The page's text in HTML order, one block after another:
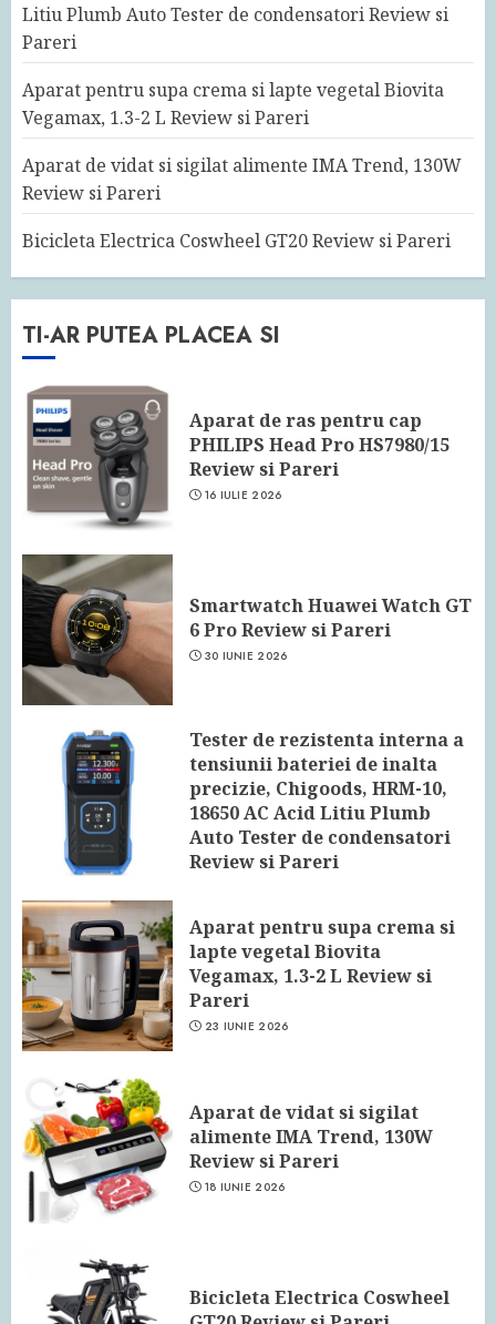
Litiu Plumb Auto Tester de condensatori Review si
Pareri
Aparat pentru supa crema si lapte vegetal Biovita
Vegamax, 1.3-2 L Review si Pareri
Aparat de vidat si sigilat alimente IMA Trend, 130W
Review si Pareri
Bicicleta Electrica Coswheel GT20 Review si Pareri
TI-AR PUTEA PLACEA SI
Aparat de ras pentru cap
PHILIPS Head Pro HS7980/15
Review si Pareri
16 IULIE 2026
Smartwatch Huawei Watch GT
6 Pro Review si Pareri
30 IUNIE 2026
Tester de rezistenta interna a
tensiunii bateriei de inalta
precizie, Chigoods, HRM-10,
18650 AC Acid Litiu Plumb
Auto Tester de condensatori
Review si Pareri
Aparat pentru supa crema si
lapte vegetal Biovita
Vegamax, 1.3-2 L Review si
Pareri
23 IUNIE 2026
Aparat de vidat si sigilat
alimente IMA Trend, 130W
Review si Pareri
18 IUNIE 2026
Bicicleta Electrica Coswheel